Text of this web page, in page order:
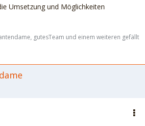
Umsetzung und Möglichkeiten
gutesTeam und einem weiteren gefällt